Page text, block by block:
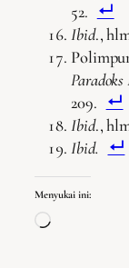
52.
Ibid.,
209.
Ibid.,
Ibid.
Menyukai ini:
Memuat...